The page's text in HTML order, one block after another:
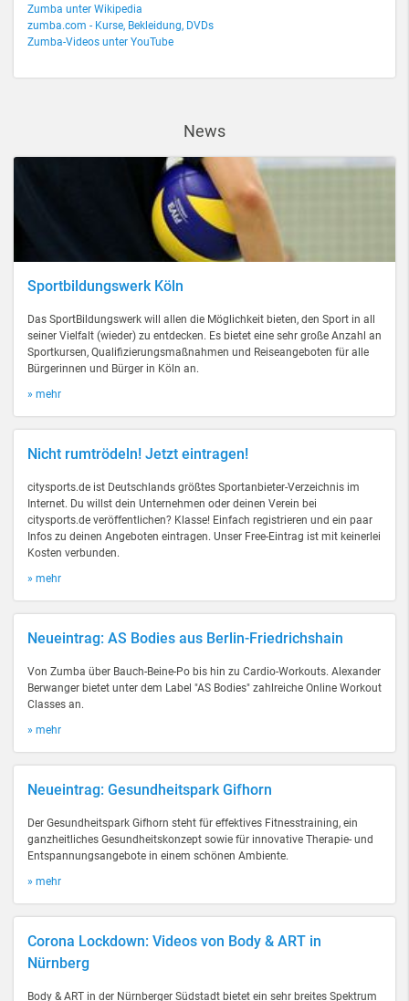
Zumba unter Wikipedia
zumba.com - Kurse, Bekleidung, DVDs
Zumba-Videos unter YouTube
News
Sportbildungswerk Köln
Das SportBildungswerk will allen die Möglichkeit bieten, den Sport in all
seiner Vielfalt (wieder) zu entdecken. Es bietet eine sehr große Anzahl an
Sportkursen, Qualifizierungsmaßnahmen und Reiseangeboten für alle
Bürgerinnen und Bürger in Köln an.
» mehr
Nicht rumtrödeln! Jetzt eintragen!
citysports.de ist Deutschlands größtes Sportanbieter-Verzeichnis im
Internet. Du willst dein Unternehmen oder deinen Verein bei
citysports.de veröffentlichen? Klasse! Einfach registrieren und ein paar
Infos zu deinen Angeboten eintragen. Unser Free-Eintrag ist mit keinerlei
Kosten verbunden.
» mehr
Neueintrag: AS Bodies aus Berlin-Friedrichshain
Von Zumba über Bauch-Beine-Po bis hin zu Cardio-Workouts. Alexander
Berwanger bietet unter dem Label "AS Bodies" zahlreiche Online Workout
Classes an.
» mehr
Neueintrag: Gesundheitspark Gifhorn
Der Gesundheitspark Gifhorn steht für effektives Fitnesstraining, ein
ganzheitliches Gesundheitskonzept sowie für innovative Therapie- und
Entspannungsangebote in einem schönen Ambiente.
» mehr
Corona Lockdown: Videos von Body & ART in
Nürnberg
Body & ART in der Nürnberger Südstadt bietet ein sehr breites Spektrum